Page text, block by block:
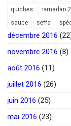
quiches
ramadan
sauce
seffa
décembre 2016
novembre 2016 (8)
août 2016 (11)
juillet 2016 (26)
juin 2016 (25)
mai 2016 (23)